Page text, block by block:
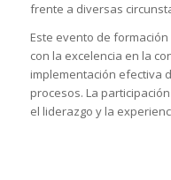
frente a diversas
Este evento de
con la excelencia en la
implementación efectiva
procesos. La
el liderazgo y la